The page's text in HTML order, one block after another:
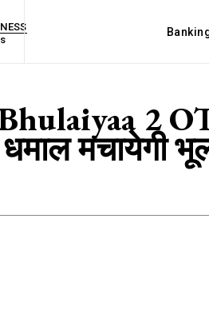
2
मचायेगी